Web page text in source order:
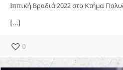
Ιππική Βραδιά 2022 στο Κτήμα
[…]
0